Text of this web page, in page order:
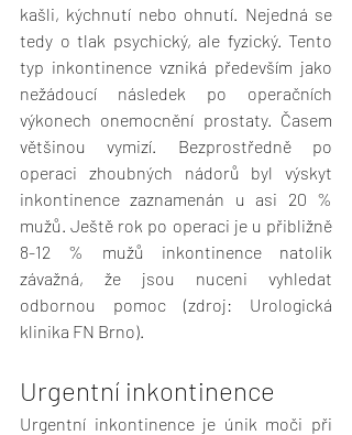
kašli, kýchnutí nebo ohnutí. Nejedná se
tedy o tlak psychický, ale fyzický. Tento
typ inkontinence vzniká především jako
nežádoucí následek po operačních
výkonech onemocnění prostaty. Časem
většinou vymizí. Bezprostředně po
operaci zhoubných nádorů byl výskyt
inkontinence zaznamenán u asi 20 %
mužů. Ještě rok po operaci je u přibližně
8-12 % mužů inkontinence natolik
závažná, že jsou nuceni vyhledat
odbornou pomoc (zdroj: Urologická
klinika FN Brno).
Urgentní inkontinence
Urgentní inkontinence je únik moči při